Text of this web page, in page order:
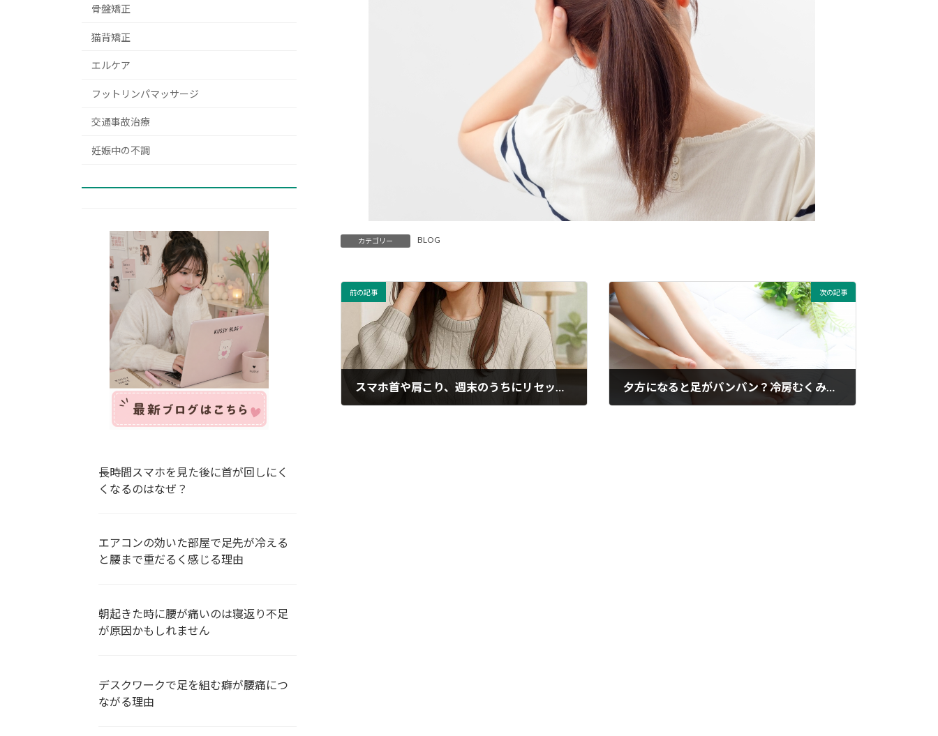
カテゴリー BLOG
前の記事
スマホ首や肩こり、週末のうちにリセットしませんか？
次の記事
夕方になると足がパンパン？冷房むくみは骨盤のゆがみが原因かも
骨盤矯正
猫背矯正
エルケア
フットリンパマッサージ
交通事故治療
妊娠中の不調
長時間スマホを見た後に首が回しにく
くなるのはなぜ？
エアコンの効いた部屋で足先が冷える
と腰まで重だるく感じる理由
朝起きた時に腰が痛いのは寝返り不足
が原因かもしれません
デスクワークで足を組む癖が腰痛につ
ながる理由